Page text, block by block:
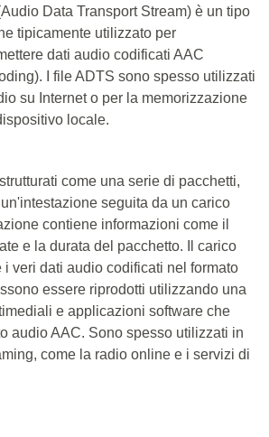
Data Transport Stream) è un tipo
tipicamente utilizzato per
dati audio codificati AAC
I file ADTS sono spesso utilizzati
su Internet o per la memorizzazione
locale.
come una serie di pacchetti,
seguita da un carico
contiene informazioni come il
e la durata del pacchetto. Il carico
i veri dati audio codificati nel formato
essere riprodotti utilizzando una
e applicazioni software che
audio AAC. Sono spesso utilizzati in
come la radio online e i servizi di